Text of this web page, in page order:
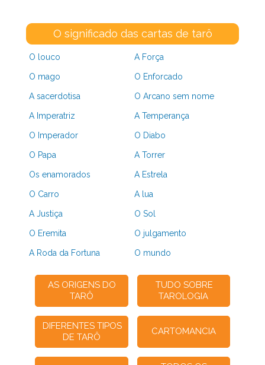
O significado das cartas de tarô
O louco
O mago
A sacerdotisa
A Imperatriz
O Imperador
O Papa
Os enamorados
O Carro
A Justiça
O Eremita
A Roda da Fortuna
A Força
O Enforcado
O Arcano sem nome
A Temperança
O Diabo
A Torrer
A Estrela
A lua
O Sol
O julgamento
O mundo
AS ORIGENS DO
TARÔ
TUDO SOBRE
TAROLOGIA
DIFERENTES TIPOS
DE TARÔ
CARTOMANCIA